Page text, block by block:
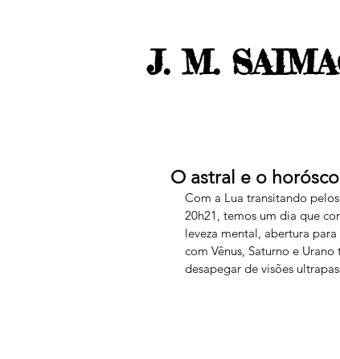
J. M.
O astral e o
Com a Lua transitando
20h21, temos um dia que
leveza mental, abertura
com Vênus, Saturno e
desapegar de visões